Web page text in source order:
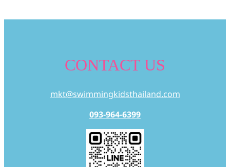
CONTACT US
mkt@swimmingkidsthailand.com
093-964-6399